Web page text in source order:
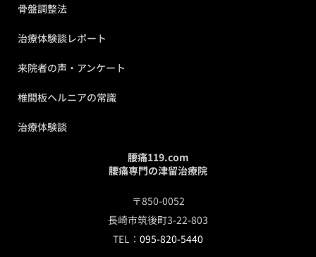
骨盤調整法
治療体験談レポート
来院者の声・アンケート
椎間板ヘルニアの常識
治療体験談
腰痛119.com
腰痛専門の津留治療院
〒850-0052
長崎市筑後町3-22-803
TEL： 095-820-5440